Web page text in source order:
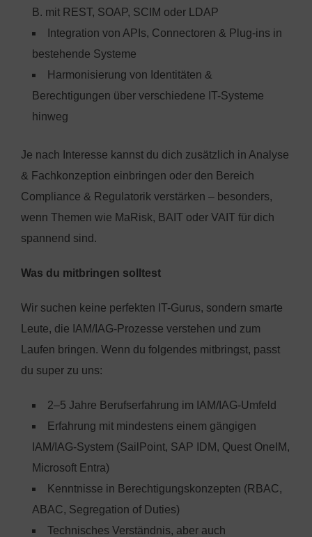
B. mit REST, SOAP, SCIM oder LDAP
Integration von APIs, Connectoren & Plug-ins in
bestehende Systeme
Harmonisierung von Identitäten &
Berechtigungen über verschiedene IT-Systeme
hinweg
Je nach Interesse kannst du dich zusätzlich in Analyse
& Fachkonzeption einbringen oder den Bereich
Compliance & Regulatorik verstärken – besonders,
wenn Themen wie MaRisk, BAIT oder VAIT für dich
spannend sind.
Was du mitbringen solltest
Wir suchen keine perfekten IT-Gurus, sondern smarte
Leute, die IAM/IAG-Prozesse verstehen und zum
Laufen bringen. Wenn du folgendes mitbringst, passt
du super zu uns:
2–5 Jahre Berufserfahrung im IAM/IAG-Umfeld
Erfahrung mit mindestens einem gängigen
IAM/IAG-System (SailPoint, SAP IDM, Quest OneIM,
Microsoft Entra)
Kenntnisse in Berechtigungskonzepten (RBAC,
ABAC, Segregation of Duties)
Technisches Verständnis, aber auch